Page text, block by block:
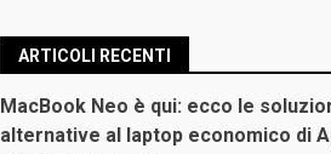
ARTICOLI RECENTI
MacBook Neo è qui: ecco le
alternative al laptop economico di